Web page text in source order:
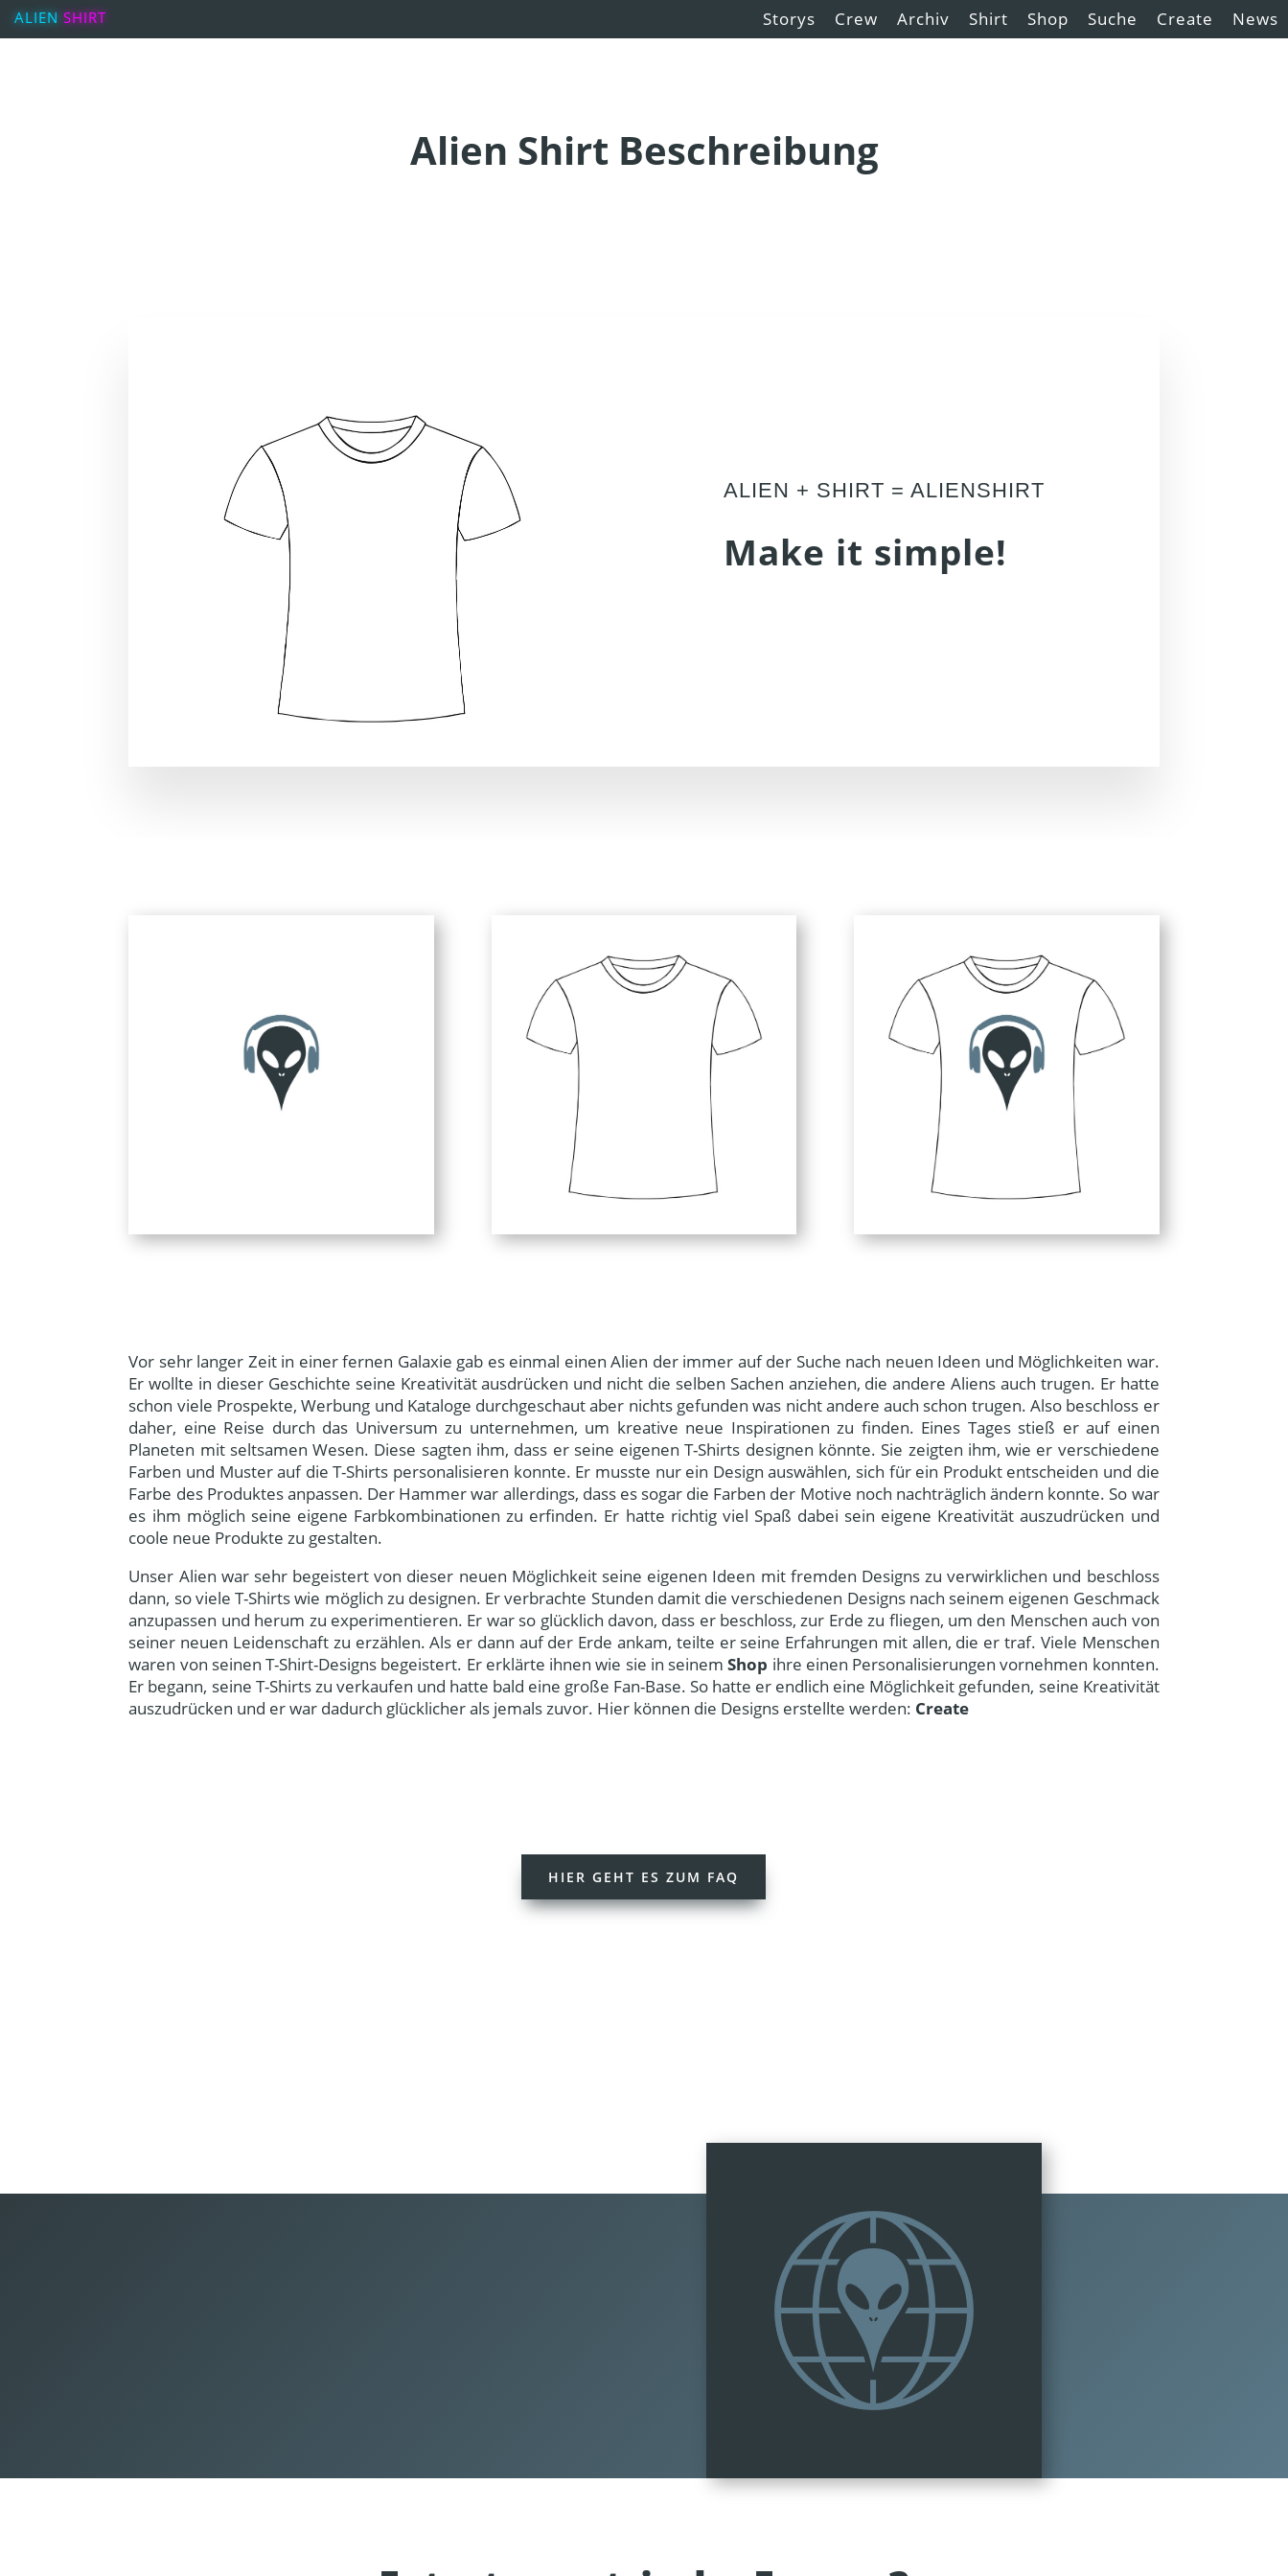
ALIEN SHIRT Storys Crew Archiv Shirt Shop Suche Create News
Alien Shirt Beschreibung
ALIEN + SHIRT = ALIENSHIRT
Make it simple!
Vor sehr langer Zeit in einer fernen Galaxie gab es einmal einen Alien der immer auf der Suche nach neuen Ideen und Möglichkeiten war.
Er wollte in dieser Geschichte seine Kreativität ausdrücken und nicht die selben Sachen anziehen, die andere Aliens auch trugen. Er hatte
schon viele Prospekte, Werbung und Kataloge durchgeschaut aber nichts gefunden was nicht andere auch schon trugen. Also beschloss er
daher, eine Reise durch das Universum zu unternehmen, um kreative neue Inspirationen zu finden. Eines Tages stieß er auf einen
Planeten mit seltsamen Wesen. Diese sagten ihm, dass er seine eigenen T-Shirts designen könnte. Sie zeigten ihm, wie er verschiedene
Farben und Muster auf die T-Shirts personalisieren konnte. Er musste nur ein Design auswählen, sich für ein Produkt entscheiden und die
Farbe des Produktes anpassen. Der Hammer war allerdings, dass es sogar die Farben der Motive noch nachträglich ändern konnte. So war
es ihm möglich seine eigene Farbkombinationen zu erfinden. Er hatte richtig viel Spaß dabei sein eigene Kreativität auszudrücken und
coole neue Produkte zu gestalten.
Unser Alien war sehr begeistert von dieser neuen Möglichkeit seine eigenen Ideen mit fremden Designs zu verwirklichen und beschloss
dann, so viele T-Shirts wie möglich zu designen. Er verbrachte Stunden damit die verschiedenen Designs nach seinem eigenen Geschmack
anzupassen und herum zu experimentieren. Er war so glücklich davon, dass er beschloss, zur Erde zu fliegen, um den Menschen auch von
seiner neuen Leidenschaft zu erzählen. Als er dann auf der Erde ankam, teilte er seine Erfahrungen mit allen, die er traf. Viele Menschen
waren von seinen T-Shirt-Designs begeistert. Er erklärte ihnen wie sie in seinemShop ihre einen Personalisierungen vornehmen konnten.
Er begann, seine T-Shirts zu verkaufen und hatte bald eine große Fan-Base. So hatte er endlich eine Möglichkeit gefunden, seine Kreativität
auszudrücken und er war dadurch glücklicher als jemals zuvor. Hier können die Designs erstellte werden: Create
HIER GEHT ES ZUM FAQ